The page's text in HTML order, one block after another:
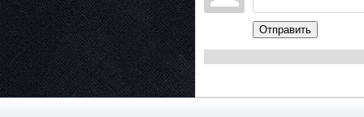
Отправить